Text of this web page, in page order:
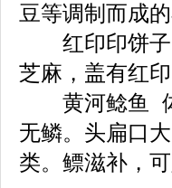
豆等调制而成
红印印饼子
芝麻，盖有红
黄河鲶鱼 体
无鳞。头扁口
类。鳔滋补，可